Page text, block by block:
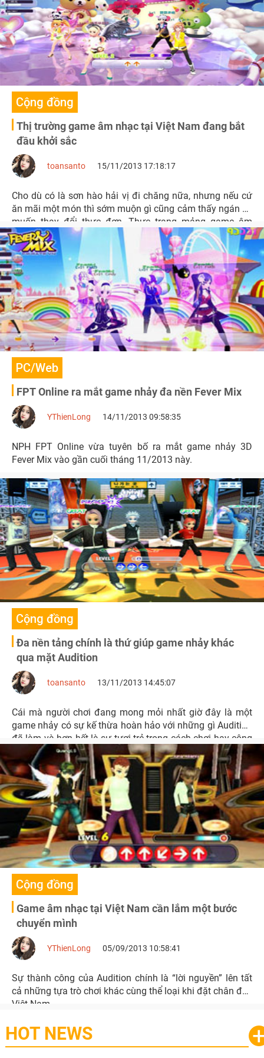
Cộng đồng
Thị trường game âm nhạc tại Việt Nam đang bắt
đầu khởi sắc
toansanto 15/11/2013 17:18:17
Cho dù có là sơn hào hải vị đi chăng nữa, nhưng nếu cứ
ăn mãi một món thì sớm muộn gì cũng cảm thấy ngán và
muốn thay đổi thực đơn. Thực trạng mảng game âm
nhạc tại Việt Nam hiện nay cũng như vậy.
PC/Web
FPT Online ra mắt game nhảy đa nền Fever Mix
YThienLong 14/11/2013 09:58:35
NPH FPT Online vừa tuyên bố ra mắt game nhảy 3D
Fever Mix vào gần cuối tháng 11/2013 này.
Cộng đồng
Đa nền tảng chính là thứ giúp game nhảy khác
qua mặt Audition
toansanto 13/11/2013 14:45:07
Cái mà người chơi đang mong mỏi nhất giờ đây là một
game nhảy có sự kế thừa hoàn hảo với những gì Audition
đã làm và hơn hết là sự tươi trẻ trong cách chơi hay công
nghệ đa nền dễ tiếp cận mọi lúc mọi nơi.
Cộng đồng
Game âm nhạc tại Việt Nam cần lắm một bước
chuyển mình
YThienLong 05/09/2013 10:58:41
Sự thành công của Audition chính là “lời nguyền” lên tất
cả những tựa trò chơi khác cùng thể loại khi đặt chân đến
Việt Nam.
HOT NEWS